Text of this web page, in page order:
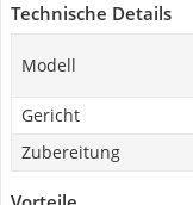
Technische Details
Modell
Gericht
Zubereitung